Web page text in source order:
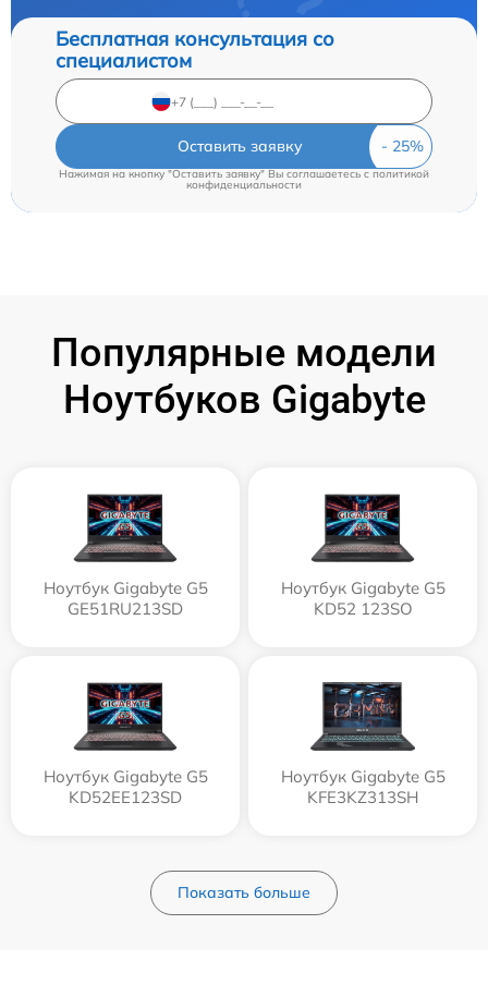
Бесплатная консультация со
специалистом
Оставить заявку
Нажимая на кнопку "Оставить заявку" Вы соглашаетесь c политикой
конфиденциальности
Популярные модели
Ноутбуков Gigabyte
Ноутбук Gigabyte G5
GE51RU213SD
Ноутбук Gigabyte G5
KD52 123SO
Ноутбук Gigabyte G5
KD52EE123SD
Ноутбук Gigabyte G5
KFE3KZ313SH
Показать больше